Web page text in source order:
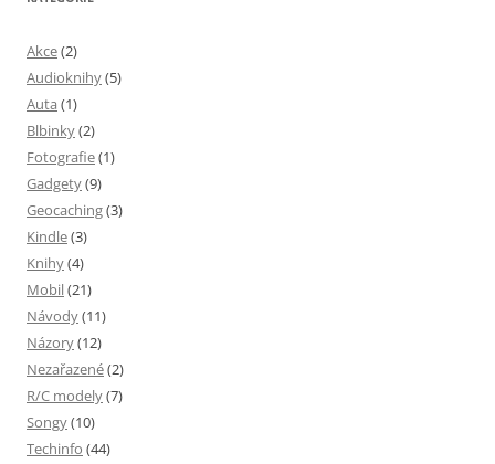
Akce(2)
Audioknihy(5)
Auta (1)
Blbinky(2)
Fotografie(1)
Gadgety(9)
Geocaching(3)
Kindle(3)
Knihy(4)
Mobil(21)
Návody(11)
Názory(12)
Nezařazené(2)
R/C modely(7)
Songy(10)
Techinfo (44)